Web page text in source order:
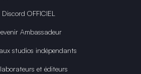
Discord OFFICIEL
Ambassadeur
studios indépendants
et éditeurs